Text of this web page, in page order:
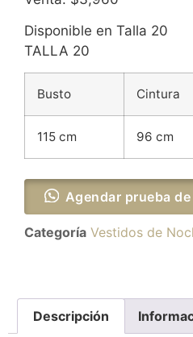
Disponible en Talla 20
TALLA 20
Busto Cintura
115 cm 96 cm
Agendar prueba
Categoría Vestidos de
Descripción